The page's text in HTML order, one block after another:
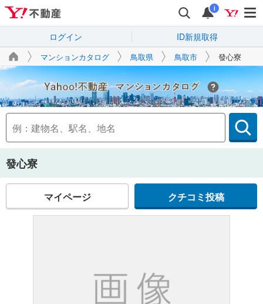
i
ログイン ID新規取得
マンションカタログ 鳥取県 鳥取市 發心寮
Yahoo!不動産
發心寮
マイページ クチコミ投稿